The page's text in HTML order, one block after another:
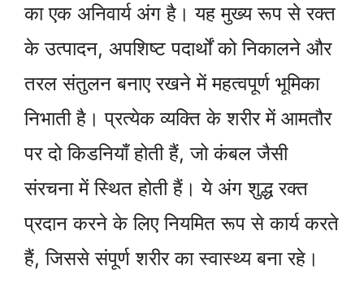
का एक अनिवार्य अंग है। यह मुख्य रूप से रक्त
के उत्पादन, अपशिष्ट पदार्थों को निकालने और
तरल संतुलन बनाए रखने में महत्वपूर्ण भूमिका
निभाती है। प्रत्येक व्यक्ति के शरीर में आमतौर
पर दो किडनियाँ होती हैं, जो कंबल जैसी
संरचना में स्थित होती हैं। ये अंग शुद्ध रक्त
प्रदान करने के लिए नियमित रूप से कार्य करते
हैं, जिससे संपूर्ण शरीर का स्वास्थ्य बना रहे।